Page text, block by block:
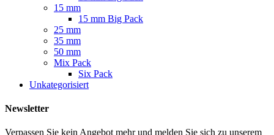
15 mm
15 mm Big Pack
25 mm
35 mm
50 mm
Mix Pack
Six Pack
Unkategorisiert
Newsletter
Verpassen Sie kein Angebot mehr und melden Sie sich zu unserem